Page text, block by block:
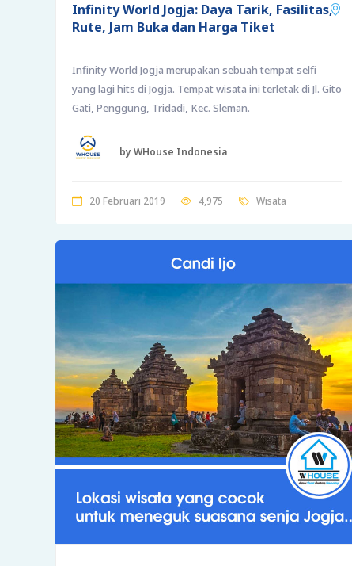
Infinity World Jogja: Daya Tarik, Fasilitas,
Rute, Jam Buka dan Harga Tiket
Infinity World Jogja merupakan sebuah tempat selfi
yang lagi hits di Jogja. Tempat wisata ini terletak di Jl. Gito
Gati, Penggung, Tridadi, Kec. Sleman.
by WHouse Indonesia
20 Februari 2019 4,975 Wisata